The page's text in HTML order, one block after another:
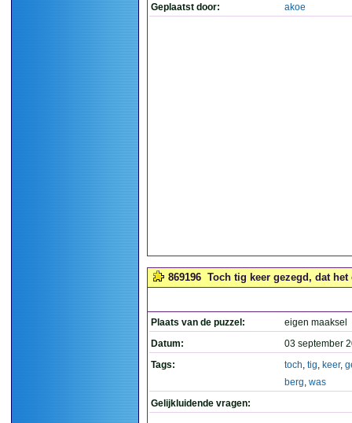
Geplaatst door: akoe
869196 Toch tig keer gezegd, dat het
Plaats van de puzzel:
eigen maaksel
Datum:
03 september
Tags:
toch, tig, keer,
berg, was
Gelijkluidende vragen: